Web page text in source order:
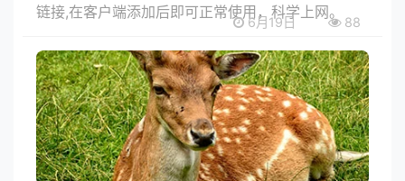
链接,在客户端添加后即可正常使用，科学上网。
6月19日 88